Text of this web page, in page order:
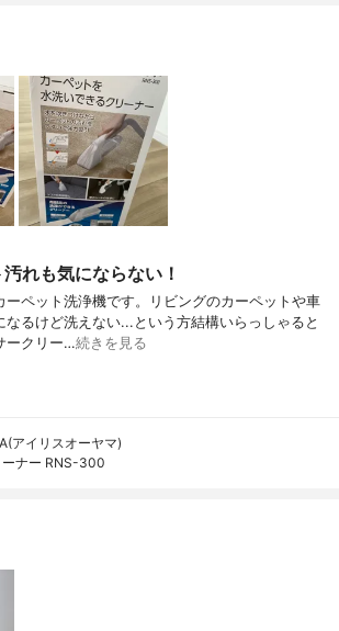
れも気にならない！
ーペット洗浄機です。リビングのカーペットや車
なるけど洗えない...という方結構いらっしゃると
ークリー…続きを見る
アイリスオーヤマ)
ーナー RNS-300